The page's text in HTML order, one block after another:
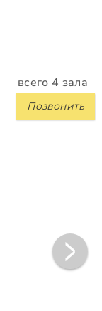
всего 4 зала
Позвонить